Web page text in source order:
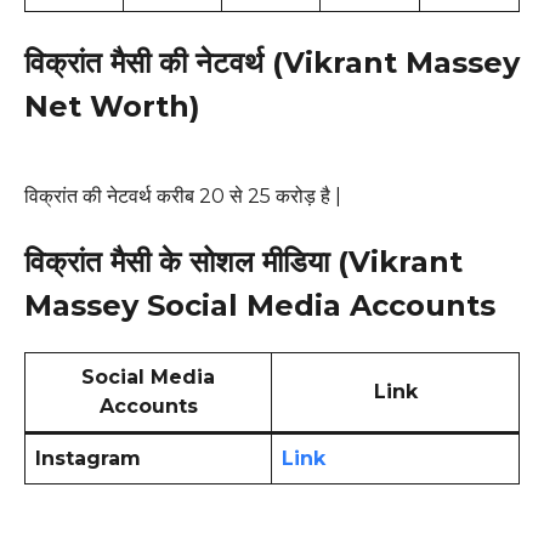
विक्रांत मैसी की नेटवर्थ (Vikrant Massey
Net Worth)
विक्रांत की नेटवर्थ करीब 20 से 25 करोड़ है |
विक्रांत मैसी के सोशल मीडिया (Vikrant
Massey Social Media Accounts
Social Media
Accounts
Link
Instagram Link